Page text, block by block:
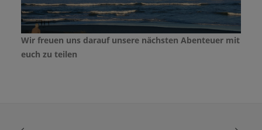
Wir freuen uns darauf unsere nächsten Abenteuer mit
euch zu teilen